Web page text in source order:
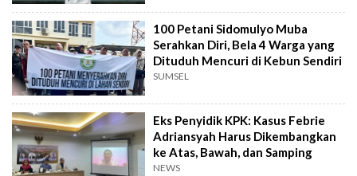
100 Petani Sidomulyo Muba
Serahkan Diri, Bela 4 Warga yang
Dituduh Mencuri di Kebun Sendiri
SUMSEL
Eks Penyidik KPK: Kasus Febrie
Adriansyah Harus Dikembangkan
ke Atas, Bawah, dan Samping
NEWS